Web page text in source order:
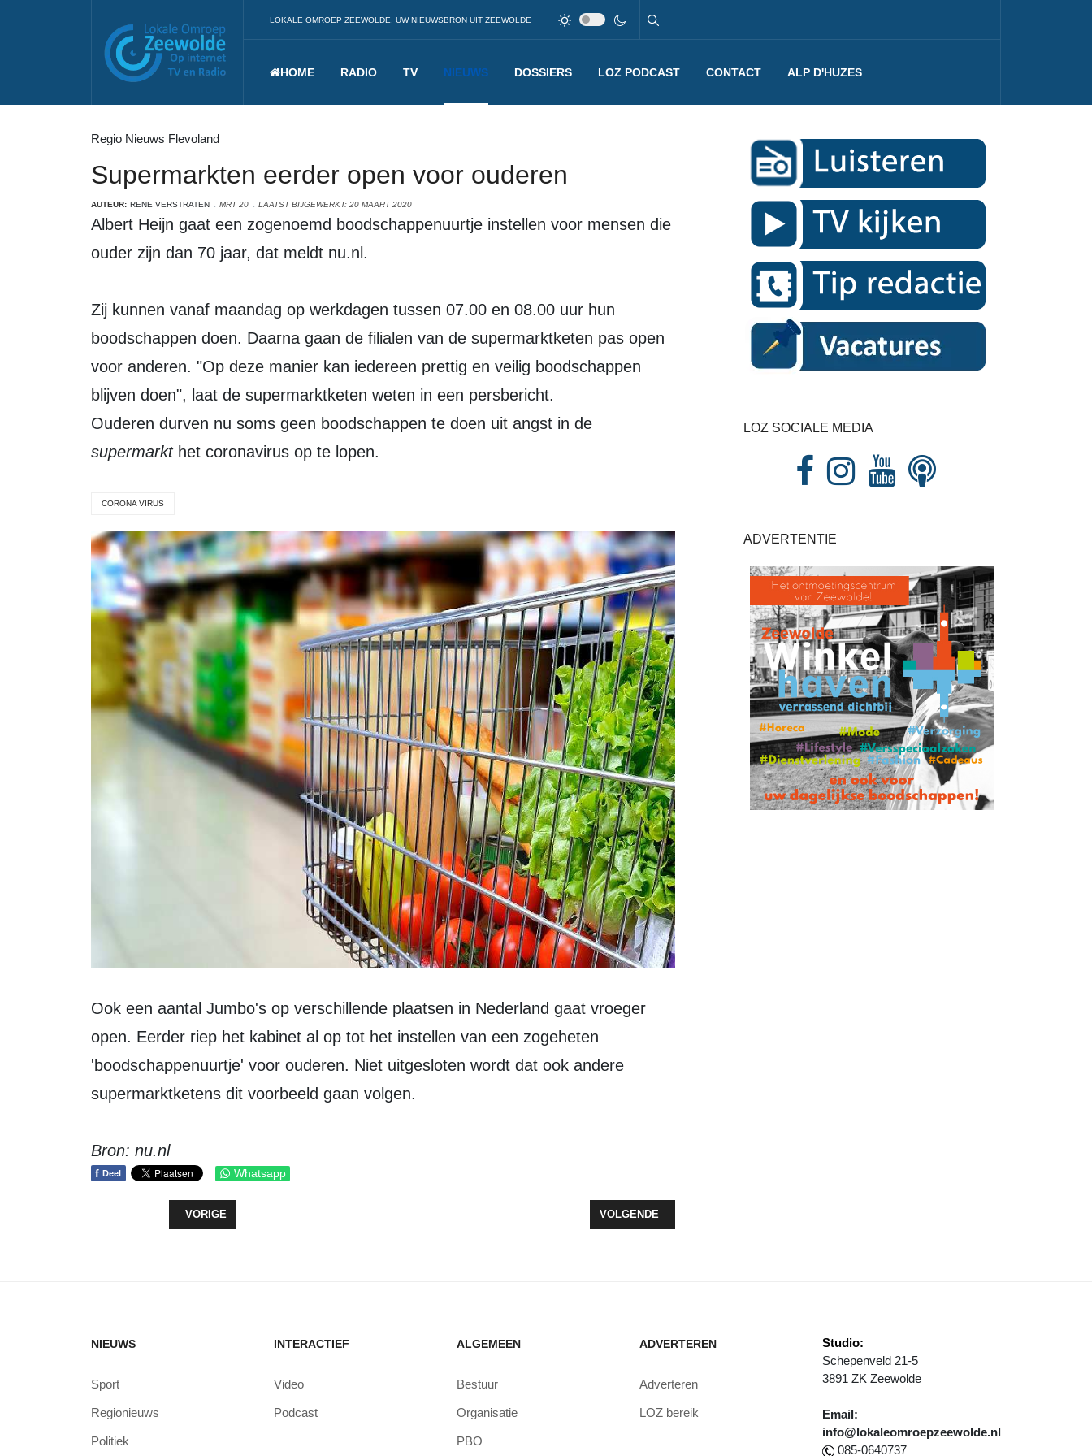
LOKALE OMROEP ZEEWOLDE, UW NIEUWSBRON UIT ZEEWOLDE
HOME RADIO TV NIEUWS DOSSIERS LOZ PODCAST CONTACT ALP D'HUZES
Regio Nieuws Flevoland
Supermarkten eerder open voor ouderen
AUTEUR: RENE VERSTRATEN MRT 20 LAATST BIJGEWERKT: 20 MAART 2020
Albert Heijn gaat een zogenoemd boodschappenuurtje instellen voor mensen die
ouder zijn dan 70 jaar, dat meldt nu.nl.
Zij kunnen vanaf maandag op werkdagen tussen 07.00 en 08.00 uur hun
boodschappen doen. Daarna gaan de filialen van de supermarktketen pas open
voor anderen. "Op deze manier kan iedereen prettig en veilig boodschappen
blijven doen", laat de supermarktketen weten in een persbericht.
Ouderen durven nu soms geen boodschappen te doen uit angst in de
supermarkthet coronavirus op te lopen.
CORONA VIRUS
Ook een aantal Jumbo's op verschillende plaatsen in Nederland gaat vroeger
open. Eerder riep het kabinet al op tot het instellen van een zogeheten
'boodschappenuurtje' voor ouderen. Niet uitgesloten wordt dat ook andere
supermarktketens dit voorbeeld gaan volgen.
Bron: nu.nl
f Deel Whatsapp
VORIG ARTIKEL: CORONA-PATIËNTEN OP ÉÉN VERDIEPING
VORIGE VOLGENDE ARTIKEL: VEEL TELEFOONTJES VOOR HUISARTSEN
VOLGENDE
LOZ SOCIALE MEDIA
ADVERTENTIE
NIEUWS
Sport
Regionieuws
Politiek
INTERACTIEF
Video
Podcast
ALGEMEEN
Bestuur
Organisatie
PBO
ADVERTEREN
Adverteren
LOZ bereik
Studio:
Schepenveld 21-5
3891 ZK Zeewolde
Email:
info@lokaleomroepzeewolde.nl
085-0640737